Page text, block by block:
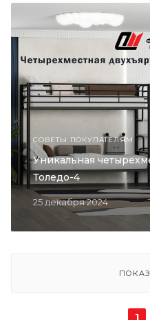
СОВЕТЫ ПОКУПАТЕЛЯМ
25 декабря 2024
Уникальная
Толедо-4
1